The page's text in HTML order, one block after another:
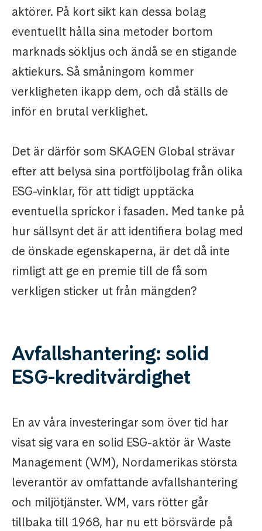
aktörer. På kort sikt kan dessa bolag
eventuellt hålla sina metoder bortom
marknads sökljus och ändå se en stigande
aktiekurs. Så småningom kommer
verkligheten ikapp dem, och då ställs de
inför en brutal verklighet.
Det är därför som SKAGEN Global strävar
efter att belysa sina portföljbolag från olika
ESG-vinklar, för att tidigt upptäcka
eventuella sprickor i fasaden. Med tanke på
hur sällsynt det är att identifiera bolag med
de önskade egenskaperna, är det då inte
rimligt att ge en premie till de få som
verkligen sticker ut från mängden?
Avfallshantering: solid
ESG-kreditvärdighet
En av våra investeringar som över tid har
visat sig vara en solid ESG-aktör är Waste
Management (WM), Nordamerikas största
leverantör av omfattande avfallshantering
och miljötjänster. WM, vars rötter går
tillbaka till 1968, har nu ett börsvärde på